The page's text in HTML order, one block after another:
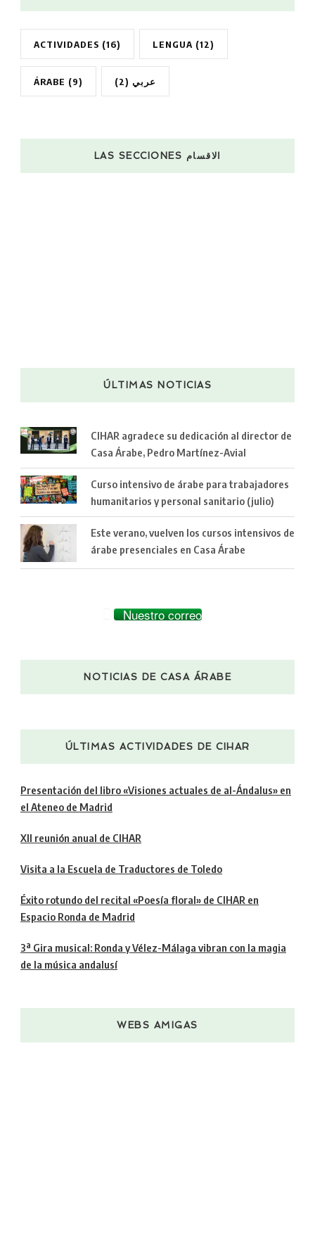
ACTIVIDADES (16) LENGUA (12)
ÁRABE (9) عربي (2)
LAS SECCIONES الاقسام
ÚLTIMAS NOTICIAS
CIHAR agradece su dedicación al director de
Casa Árabe, Pedro Martínez-Avial
Curso intensivo de árabe para trabajadores
humanitarios y personal sanitario (julio)
Este verano, vuelven los cursos intensivos de
árabe presenciales en Casa Árabe
Nuestro correo
NOTICIAS DE CASA ÁRABE
ÚLTIMAS ACTIVIDADES DE CIHAR
Presentación del libro «Visiones actuales de al-Ándalus» en
el Ateneo de Madrid
XII reunión anual de CIHAR
Visita a la Escuela de Traductores de Toledo
Éxito rotundo del recital «Poesía floral» de CIHAR en
Espacio Ronda de Madrid
3ª Gira musical: Ronda y Vélez-Málaga vibran con la magia
de la música andalusí
WEBS AMIGAS